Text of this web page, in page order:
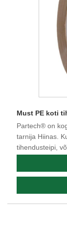
Must PE koti
Partech® on
tarnija Hiinas.
tihendusteipi,